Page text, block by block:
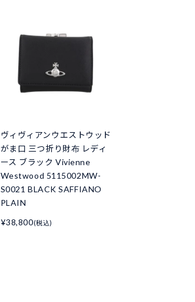
ヴィヴィアンウエストウッド
がま口 三つ折り財布 レディ
ース ブラック Vivienne
Westwood 5115002MW-
S0021 BLACK SAFFIANO
PLAIN
¥38,800(税込)